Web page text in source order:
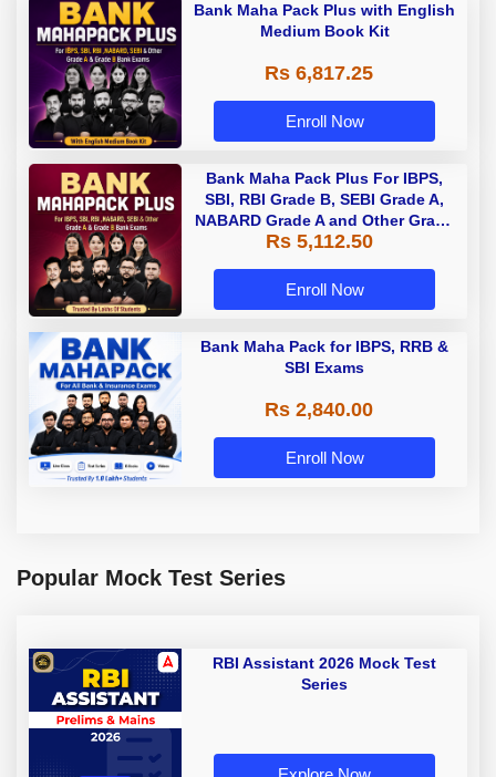
Bank Maha Pack Plus with English
Medium Book Kit
Rs 6,817.25
Enroll Now
Bank Maha Pack Plus For IBPS,
SBI, RBI Grade B, SEBI Grade A,
NABARD Grade A and Other Grade
A & Grade B Bank Exams
Rs 5,112.50
Enroll Now
Bank Maha Pack for IBPS, RRB &
SBI Exams
Rs 2,840.00
Enroll Now
Popular Mock Test Series
RBI Assistant 2026 Mock Test
Series